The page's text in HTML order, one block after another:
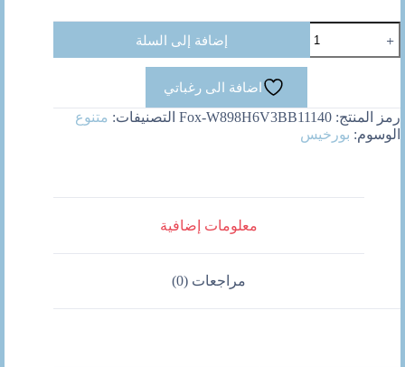
سداسيات
بابل
إضافة إلى السلة
اضافة الى رغباتي
رمز المنتج: Fox-W898H6V3BB11140 التصنيفات: متنوع
الوسوم: بورخيس
معلومات إضافية
مراجعات (0)